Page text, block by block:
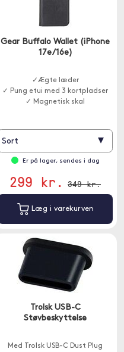
Gear Buffalo Wallet (iPhone
17e/16e)
✓Ægte læder
✓ Pung etui med 3 kortpladser
✓ Magnetisk skal
Sort ▾
Er på lager, sendes i dag
299 kr. 349 kr.
Læg i varekurven
Trolsk USB-C
Støvbeskyttelse
Med Trolsk USB-C Dust Plug